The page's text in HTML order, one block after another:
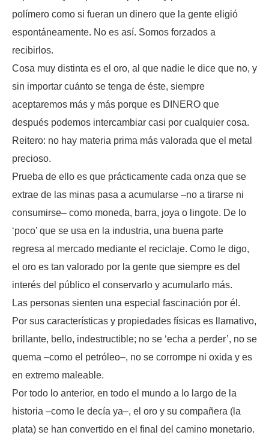
polímero como si fueran un dinero que la gente eligió
espontáneamente. No es así. Somos forzados a
recibirlos.
Cosa muy distinta es el oro, al que nadie le dice que no, y
sin importar cuánto se tenga de éste, siempre
aceptaremos más y más porque es DINERO que
después podemos intercambiar casi por cualquier cosa.
Reitero: no hay materia prima más valorada que el metal
precioso.
Prueba de ello es que prácticamente cada onza que se
extrae de las minas pasa a acumularse –no a tirarse ni
consumirse– como moneda, barra, joya o lingote. De lo
‘poco’ que se usa en la industria, una buena parte
regresa al mercado mediante el reciclaje. Como le digo,
el oro es tan valorado por la gente que siempre es del
interés del público el conservarlo y acumularlo más.
Las personas sienten una especial fascinación por él.
Por sus características y propiedades físicas es llamativo,
brillante, bello, indestructible; no se ‘echa a perder’, no se
quema –como el petróleo–, no se corrompe ni oxida y es
en extremo maleable.
Por todo lo anterior, en todo el mundo a lo largo de la
historia –como le decía ya–, el oro y su compañera (la
plata) se han convertido en el final del camino monetario.